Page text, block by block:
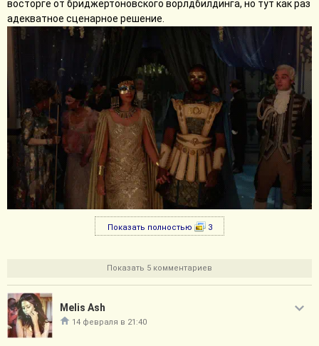
восторге от бриджертоновского ворлдбилдинга, но тут как раз
адекватное сценарное решение.
Показать полностью 3
Показать 5 комментариев
Melis Ash
14 февраля в 21:40